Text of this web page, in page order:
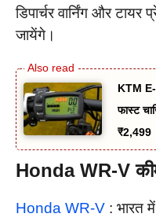
डिपार्चर वार्निंग और टायर
जायेंगे।
KTM
फास्ट
₹2,499
Honda WR-V
Honda WR-V : भारत